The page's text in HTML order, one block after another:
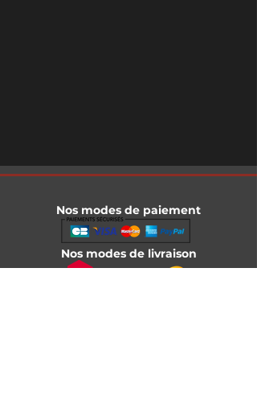
Nos modes de paiement
Nos modes de livraison